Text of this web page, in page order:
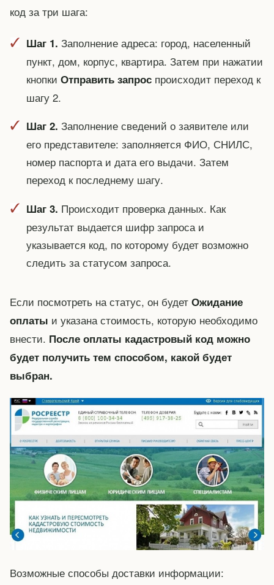
код за три шага:
Шаг 1. Заполнение адреса: город, населенный
пункт, дом, корпус, квартира. Затем при нажатии
кнопки Отправить запроспроисходит переход к
шагу 2.
Шаг 2. Заполнение сведений о заявителе или
его представителе: заполняется ФИО, СНИЛС,
номер паспорта и дата его выдачи. Затем
переход к последнему шагу.
Шаг 3. Происходит проверка данных. Как
результат выдается шифр запроса и
указывается код, по которому будет возможно
следить за статусом запроса.
Если посмотреть на статус, он будет Ожидание
оплаты и указана стоимость, которую необходимо
внести. После оплаты кадастровый код можно
будет получить тем способом, какой будет
выбран.
Возможные способы доставки информации: